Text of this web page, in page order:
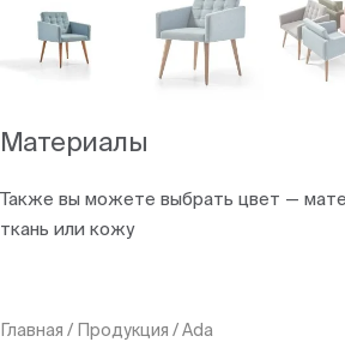
Материалы
Также вы можете выбрать цвет —
ткань или кожу
Главная / Продукция /Ada